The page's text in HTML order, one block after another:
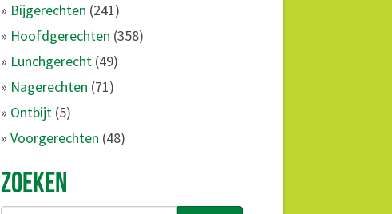
» Bijgerechten (241)
» Hoofdgerechten (358)
» Lunchgerecht(49)
» Nagerechten (71)
» Ontbijt(5)
» Voorgerechten (48)
ZOEKEN